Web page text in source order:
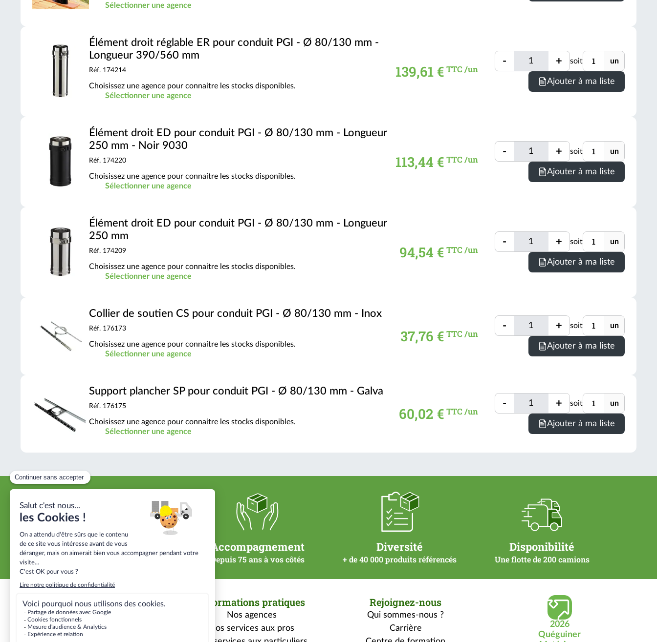
Sélectionner une agence
Élément droit réglable ER pour conduit PGI - Ø 80/130 mm -
Longueur 390/560 mm
Réf. 174214
Choisissez une agence pour connaitre les stocks disponibles.
Sélectionner une agence
139,61 € TTC /un Quantité
- Quantité+ soit Unité un
Ajouter à ma liste
Élément droit ED pour conduit PGI - Ø 80/130 mm - Longueur
250 mm - Noir 9030
Réf. 174220
Choisissez une agence pour connaitre les stocks disponibles.
Sélectionner une agence
113,44 € TTC /un Quantité
- Quantité+ soit Unité un
Ajouter à ma liste
Élément droit ED pour conduit PGI - Ø 80/130 mm - Longueur
250 mm
Réf. 174209
Choisissez une agence pour connaitre les stocks disponibles.
Sélectionner une agence
94,54 € TTC /un Quantité
- Quantité+ soit Unité un
Ajouter à ma liste
Collier de soutien CS pour conduit PGI - Ø 80/130 mm - Inox
Réf. 176173
Choisissez une agence pour connaitre les stocks disponibles.
Sélectionner une agence
37,76 € TTC /un Quantité
- Quantité+ soit Unité un
Ajouter à ma liste
Support plancher SP pour conduit PGI - Ø 80/130 mm - Galva
Réf. 176175
Choisissez une agence pour connaitre les stocks disponibles.
Sélectionner une agence
60,02 € TTC /un Quantité
- Quantité+ soit Unité un
Ajouter à ma liste
Proximité
40 agences près de vos chantiers
Accompagnement
Depuis 75 ans à vos côtés
Diversité
+ de 40 000 produits référencés
Disponibilité
Une flotte de 200 camions
Nous contacter
Contact
Informations pratiques
Nos agences
Nos services aux pros
Rejoignez-nous
Qui sommes-nous ?
Carrière
2026
Quéguiner